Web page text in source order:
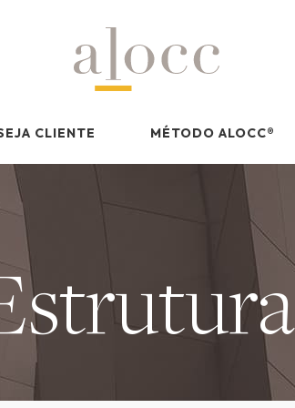
CLIENTE MÉTODO ALOCC®